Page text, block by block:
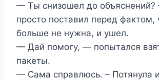
— Ты снизошел до
просто поставил перед фактом,
больше не нужна, и ушел.
— Дай помогу, — попытался
пакеты.
— Сама справлюсь. – Потянула